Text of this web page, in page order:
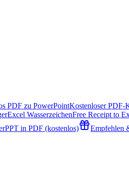
PDF zu PowerPointKostenloser PDF-
Excel WasserzeichenFree Receipt to
PPT in PDF (kostenlos) Empfehlen